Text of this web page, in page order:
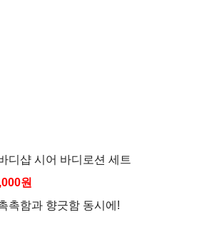
디샵 시어 바디로션 세트
원
촉함과 향긋함 동시에!